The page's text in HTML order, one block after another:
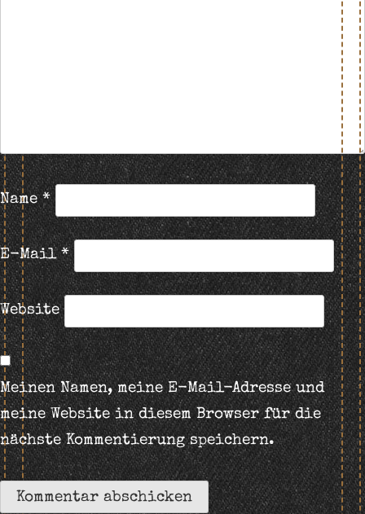
Name*
E-Mail*
Website
Meinen Namen, meine E-Mail-Adresse und
meine Website in diesem Browser für die
nächste Kommentierung speichern.